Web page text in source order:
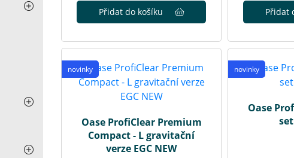
Přidat do košíku Přidat
novinky
Oase ProfiClear Premium
Compact - L gravitační
verze EGC NEW
novinky
Oase